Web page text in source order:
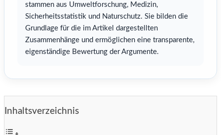
stammen aus Umweltforschung, Medizin,
Sicherheitsstatistik und Naturschutz. Sie bilden die
Grundlage für die im Artikel dargestellten
Zusammenhänge und ermöglichen eine transparente,
eigenständige Bewertung der Argumente.
Inhaltsverzeichnis